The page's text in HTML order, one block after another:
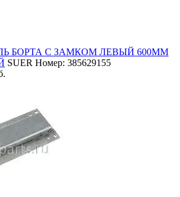
БОРТА С ЗАМКОМ ЛЕВЫЙ 600ММ
SUER Номер: 385629155